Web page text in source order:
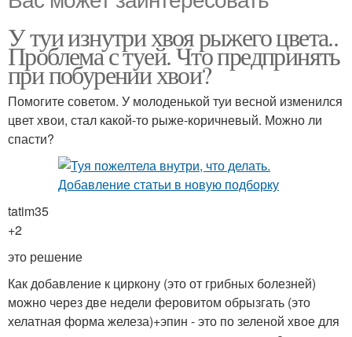
У туи изнутри хвоя рыжего цвета..
Проблема с туей. Что предпринять
при побурении хвои?
Помогите советом. У молоденькой туи весной изменился
цвет хвои, стал какой-то рыже-коричневый. Можно ли
спасти?
tatim35
+2
это решение
Как добавление к циркону (это от грибных болезней)
можно через две недели феровитом обрызгать (это
хелатная форма железа)+эпин - это по зеленой хвое для